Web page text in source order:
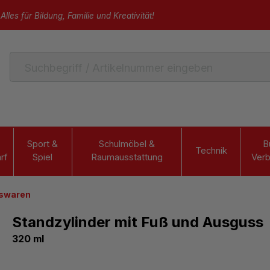
Alles für Bildung, Familie und Kreativität!
Sport &
Spiel
Schulmöbel &
Raumausstattung
Technik
Standzylinder mit Fuß und Ausguss
320 ml